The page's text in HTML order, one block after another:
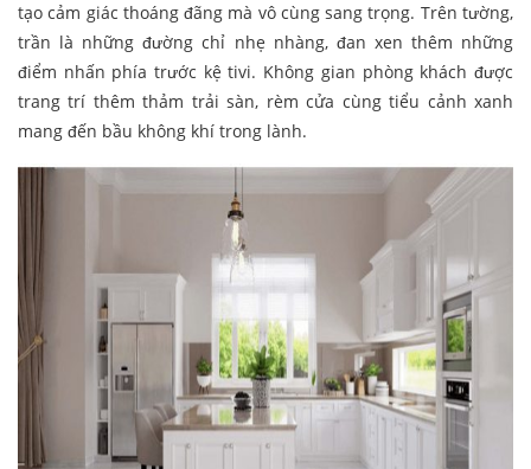
tạo cảm giác thoáng đãng mà vô cùng sang trọng. Trên tường,
trần là những đường chỉ nhẹ nhàng, đan xen thêm những
điểm nhấn phía trước kệ tivi. Không gian phòng khách được
trang trí thêm thảm trải sàn, rèm cửa cùng tiểu cảnh xanh
mang đến bầu không khí trong lành.